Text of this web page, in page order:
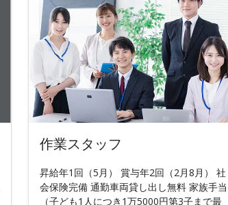
作業スタッフ
昇給年1回（5月） 賞与年2回（2月8月） 社
会保険完備 通勤車両貸し出し無料 家族手当
（子ども1人につき1万5000円第3子まで最